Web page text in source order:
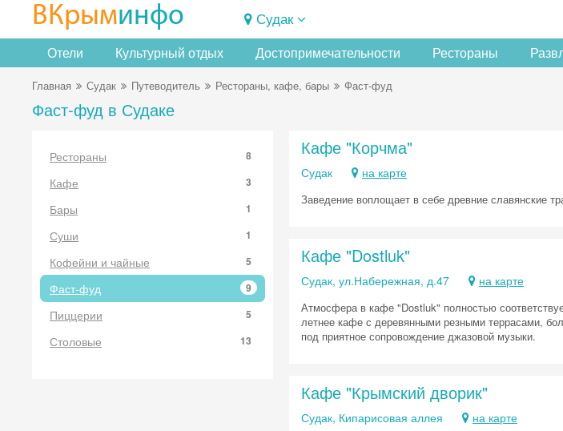
ВКрыминфо Судак
Отели Культурный отдых Достопримечательности Рестораны
Главная Судак Путеводитель Рестораны, кафе, бары Фаст-фуд
Фаст-фуд в Судаке
Рестораны 8
Кафе 3
Бары 1
Суши 1
Кофейни и чайные 5
Фаст-фуд 9
Пиццерии 5
Столовые 13
Кафе "Корчма"
Судак на карте
Заведение воплощает в себе древние славянские
Кафе "Dostluk"
Судак, ул.Набережная, д.47 на карте
Атмосфера в кафе "Dostluk" полностью
летнее кафе с деревянными резными террасами,
под приятное сопровождение джазовой музыки.
Кафе "Крымский дворик"
Судак, Кипарисовая аллея на карте